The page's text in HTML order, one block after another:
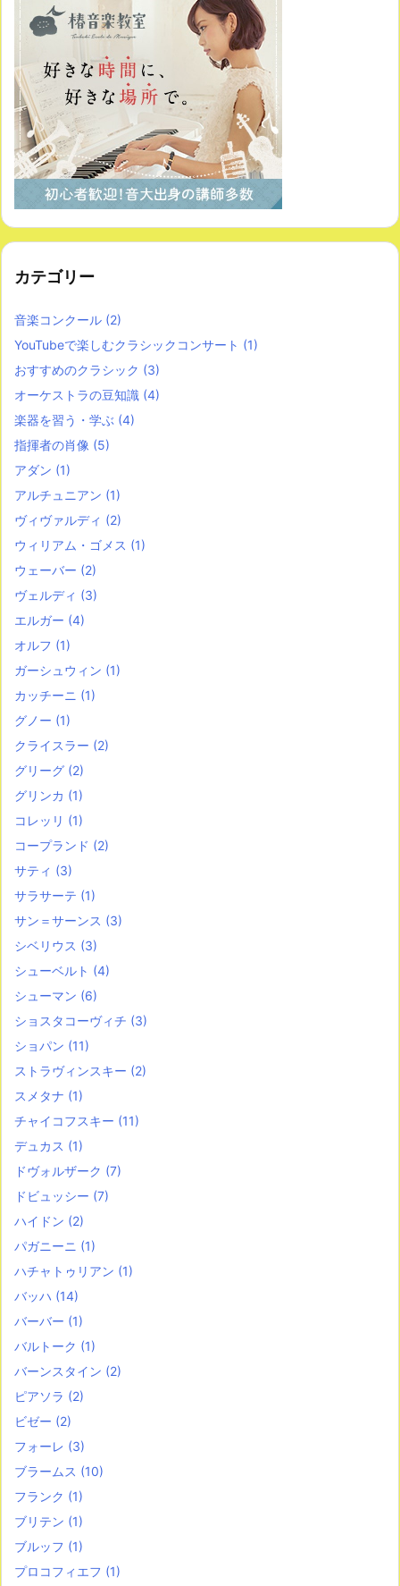
カテゴリー
音楽コンクール (2)
YouTubeで楽しむクラシックコンサート (1)
おすすめのクラシック (3)
オーケストラの豆知識 (4)
楽器を習う・学ぶ (4)
指揮者の肖像 (5)
アダン (1)
アルチュニアン (1)
ヴィヴァルディ (2)
ウィリアム・ゴメス (1)
ウェーバー (2)
ヴェルディ (3)
エルガー (4)
オルフ (1)
ガーシュウィン (1)
カッチーニ (1)
グノー (1)
クライスラー (2)
グリーグ (2)
グリンカ (1)
コレッリ (1)
コープランド (2)
サティ (3)
サラサーテ (1)
サン＝サーンス (3)
シベリウス (3)
シューベルト (4)
シューマン (6)
ショスタコーヴィチ (3)
ショパン (11)
ストラヴィンスキー (2)
スメタナ (1)
チャイコフスキー (11)
デュカス (1)
ドヴォルザーク (7)
ドビュッシー (7)
ハイドン (2)
パガニーニ (1)
ハチャトゥリアン (1)
バッハ (14)
バーバー (1)
バルトーク (1)
バーンスタイン (2)
ピアソラ (2)
ビゼー (2)
フォーレ (3)
ブラームス (10)
フランク (1)
ブリテン (1)
ブルッフ (1)
プロコフィエフ (1)